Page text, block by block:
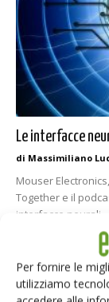
Per fornire le
utilizziamo
Le interfacce
di Massimiliano
Mouser
Together e il
interfacce neurali